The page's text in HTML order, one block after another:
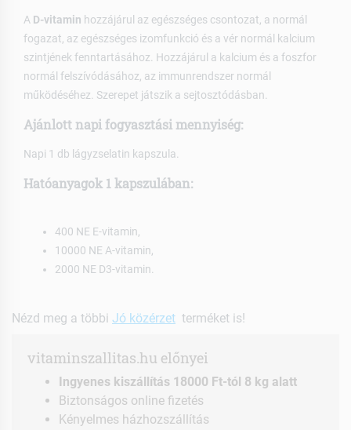
A D-vitamin hozzájárul az egészséges csontozat, a normál
fogazat, az egészséges izomfunkció és a vér normál kalcium
szintjének fenntartásához. Hozzájárul a kalcium és a foszfor
normál felszívódásához, az immunrendszer normál
működéséhez. Szerepet játszik a sejtosztódásban.
Ajánlott napi fogyasztási mennyiség:
Napi 1 db lágyzselatin kapszula.
Hatóanyagok 1 kapszulában:
400 NE E-vitamin,
10000 NE A-vitamin,
2000 NE D3-vitamin.
Nézd meg a többi Jó közérzet terméket is!
vitaminszallitas.hu előnyei
Ingyenes kiszállítás 18000 Ft-tól 8 kg alatt
Biztonságos online fizetés
Kényelmes házhozszállítás